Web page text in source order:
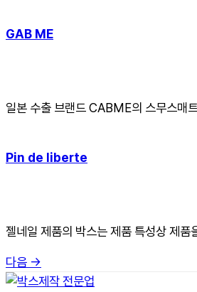
GAB ME
일본 수출 브랜드 CABME의 스무스매
Pin de liberte
젤네일 제품의 박스는 제품 특성상 제
다음 →